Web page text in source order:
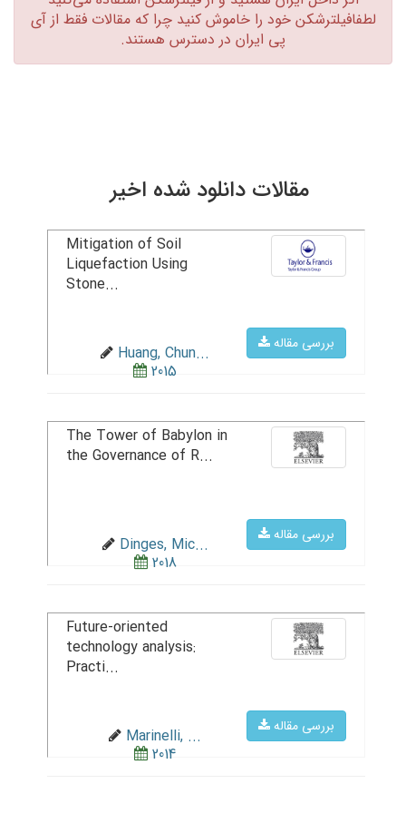
لطفافیلترشکن خود را خاموش کنید چرا که مقالات فقط از آی
پی ایران در دسترس هستند.‏
مقالات دانلود شده اخیر
بررسی مقاله
Mitigation of Soil
Liquefaction Using
Stone...
Huang, Chun...
2015
بررسی مقاله
The Tower of Babylon in
the Governance of R...
Dinges, Mic...
2018
بررسی مقاله
Future-oriented
technology analysis:
Practi...
Marinelli, ...
2014